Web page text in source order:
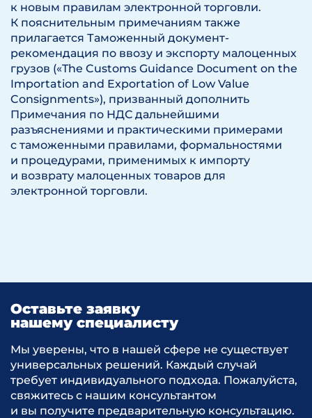
к новым правилам электронной торговли.
К пояснительным примечаниям также
прилагается Таможенный документ-
рекомендация по ввозу и экспорту малоценных
грузов («The Customs Guidance Document on the
Importation and Exportation of Low Value
Consignments»), призванный дополнить
Примечания по НДС дальнейшими
разъяснениями и практическими примерами
с таможенными правилами, формальностями
и процедурами, применимых к импорту
и возврату малоценных товаров для
электронной торговли.
Оставьте заявку
нашему специалисту
Мы уверены, что в нашей сфере не существует
универсальных решений. Каждый случай
требует индивидуального подхода. Пожалуйста,
свяжитесь с нашим консультантом
и вы получите предварительную консультацию.